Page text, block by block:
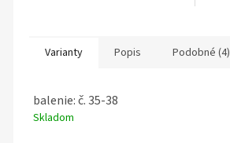
kusoch. Materiál: 80% ovčia
Varianty Popis Podobné (4)
balenie: č. 35-38
Skladom